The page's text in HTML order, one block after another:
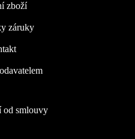
zboží
záruky
od smlouvy